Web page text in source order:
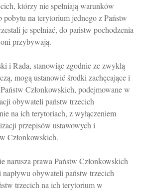
którzy nie spełniają warunków
pobytu na terytorium jednego z Państw
je spełniać, do państw pochodzenia
przybywają.
i Rada, stanowiąc zgodnie ze zwykłą
mogą ustanowić środki zachęcające i
Członkowskich, podejmowane w
obywateli państw trzecich
na ich terytoriach, z wyłączeniem
przepisów ustawowych i
Członkowskich.
narusza prawa Państw Członkowskich
obywateli państw trzecich
trzecich na ich terytorium w